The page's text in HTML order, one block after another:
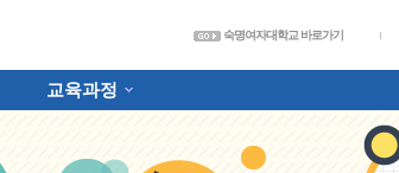
숙명여자대학교 바로가기
교육과정